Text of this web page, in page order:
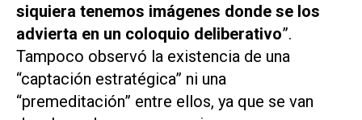
siquiera tenemos imágenes donde se los
advierta en un coloquio deliberativo”.
Tampoco observó la existencia de una
“captación estratégica” ni una
“premeditación” entre ellos, ya que se van